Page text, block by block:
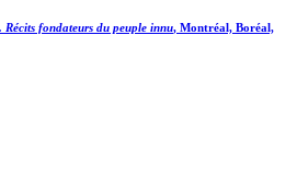
Récits fondateurs du peuple innu, Montréal, Boréal,